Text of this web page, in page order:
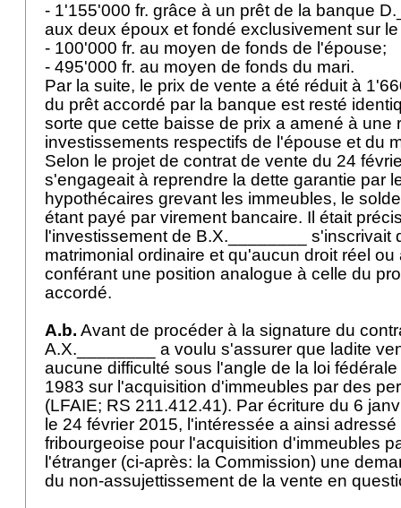
- 1'155'000 fr. grâce à un prêt de la banque
aux deux époux et fondé exclusivement sur
- 100'000 fr. au moyen de fonds de l'épouse;
- 495'000 fr. au moyen de fonds du mari.
Par la suite, le prix de vente a été réduit à
du prêt accordé par la banque est resté
sorte que cette baisse de prix a amené à une
investissements respectifs de l'épouse et du
Selon le projet de contrat de vente du 24
s'engageait à reprendre la dette garantie par
hypothécaires grevant les immeubles, le
étant payé par virement bancaire. Il était
l'investissement de B.X.________ s'inscrivait
matrimonial ordinaire et qu'aucun droit réel ou
conférant une position analogue à celle du
accordé.
A.b. Avant de procéder à la signature du
A.X.________ a voulu s'assurer que ladite
aucune difficulté sous l'angle de la loi
1983 sur l'acquisition d'immeubles par des
(LFAIE; RS 211.412.41). Par écriture du 6
le 24 février 2015, l'intéressée a ainsi
fribourgeoise pour l'acquisition d'immeubles
l'étranger (ci-après: la Commission) une
du non-assujettissement de la vente en